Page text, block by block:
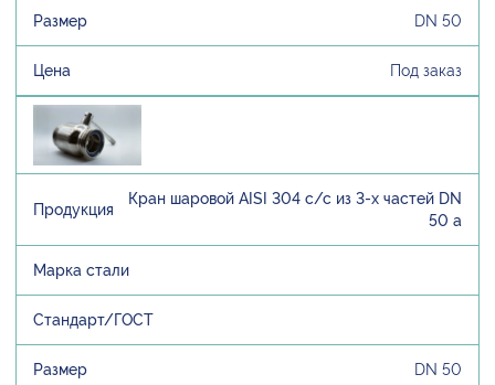
DN 50
Под заказ
Кран шаровой AISI 304 с/с из 3-х частей DN
50 а
DN 50